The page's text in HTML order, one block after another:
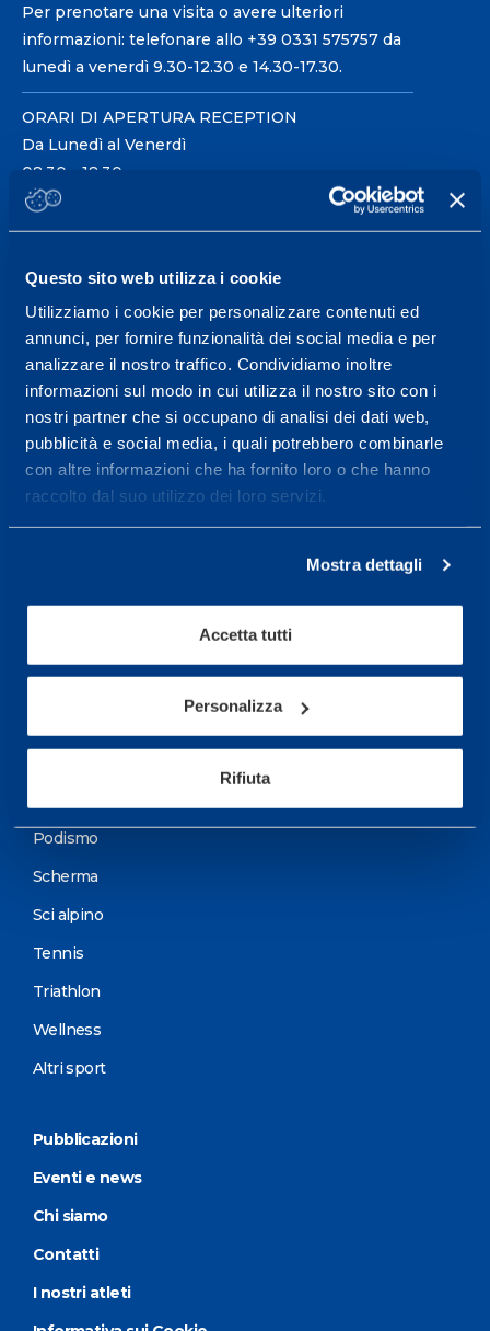
Questo sito web utilizza i cookie
Utilizziamo i cookie per personalizzare contenuti ed
annunci, per fornire funzionalità dei social media e per
analizzare il nostro traffico. Condividiamo inoltre
informazioni sul modo in cui utilizza il nostro sito con i
nostri partner che si occupano di analisi dei dati web,
pubblicità e social media, i quali potrebbero combinarle
con altre informazioni che ha fornito loro o che hanno
raccolto dal suo utilizzo dei loro servizi.
Mostra dettagli
Accetta tutti
Personalizza
Rifiuta
Per prenotare una visita o avere ulteriori
informazioni: telefonare allo +39 0331 575757 da
lunedì a venerdì 9.30-12.30 e 14.30-17.30.
ORARI DI APERTURA RECEPTION
Da Lunedì al Venerdì
08.30 - 18.30
Centro servizi per l'alta
prestazione ed il
wellness.
Maggiori informazioni
Servizi
Servizi Medici
Test di valutazione
Podismo
Scherma
Sci alpino
Tennis
Triathlon
Wellness
Altri sport
Pubblicazioni
Eventi e news
Chi siamo
Contatti
I nostri atleti